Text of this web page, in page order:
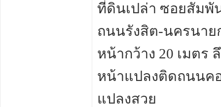
ที่ดินเปล่า ซอยสัมพั
ถนนรังสิต-นครนา
หน้ากว้าง 20 เมตร
หน้าแปลงติดถนนคอ
แปลงสวย